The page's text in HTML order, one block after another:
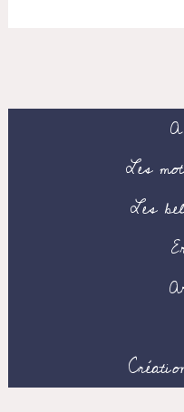
Les
Les